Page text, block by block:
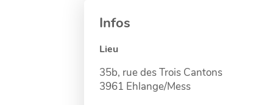
Infos
Lieu
35b, rue des Trois Cantons
3961 Ehlange/Mess